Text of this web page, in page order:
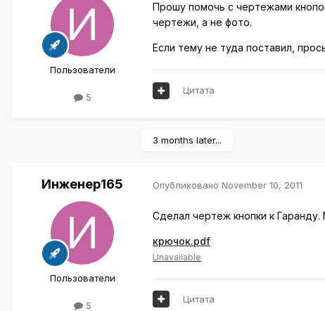
Пользователи
5
Прошу помочь с чертежами
чертежи, а не фото.
Если тему не туда поставил,
Цитата
3 months later...
Инженер165
Пользователи
5
Опубликовано November 10, 2011
Сделал чертеж кнопки к
крючок.pdf
Unavailable
Цитата